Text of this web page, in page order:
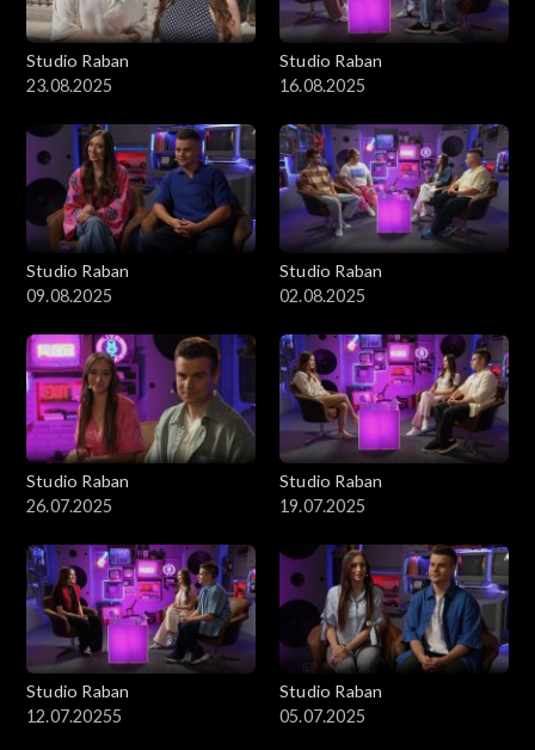
Studio Raban
23.08.2025
Studio Raban
16.08.2025
Studio Raban
09.08.2025
Studio Raban
02.08.2025
Studio Raban
26.07.2025
Studio Raban
19.07.2025
Studio Raban
12.07.20255
Studio Raban
05.07.2025